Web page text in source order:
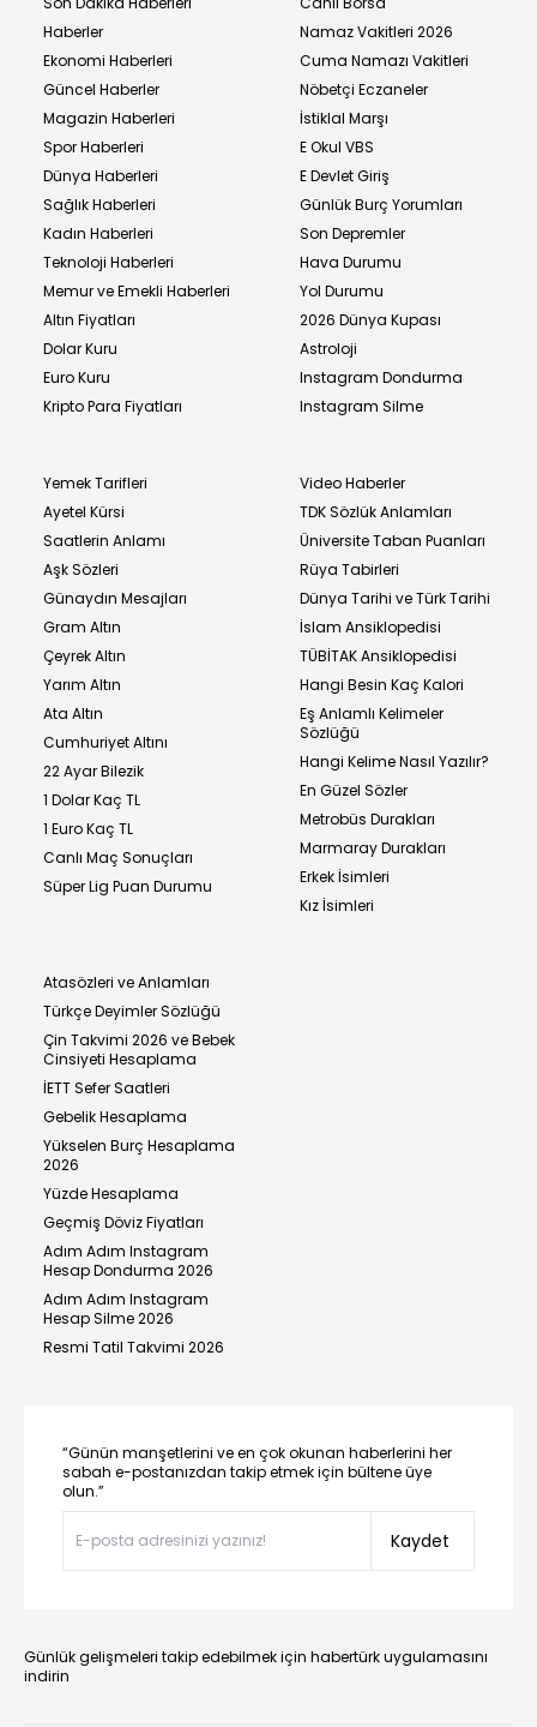
Haberler
Ekonomi Haberleri
Güncel Haberler
Magazin Haberleri
Spor Haberleri
Dünya Haberleri
Sağlık Haberleri
Kadın Haberleri
Teknoloji Haberleri
Memur ve Emekli Haberleri
Altın Fiyatları
Dolar Kuru
Euro Kuru
Kripto Para Fiyatları
Namaz Vakitleri 2026
Cuma Namazı Vakitleri
Nöbetçi Eczaneler
İstiklal Marşı
E Okul VBS
E Devlet Giriş
Günlük Burç Yorumları
Son Depremler
Hava Durumu
Yol Durumu
2026 Dünya Kupası
Astroloji
Instagram Dondurma
Instagram Silme
Yemek Tarifleri
Ayetel Kürsi
Saatlerin Anlamı
Aşk Sözleri
Günaydın Mesajları
Gram Altın
Çeyrek Altın
Yarım Altın
Ata Altın
Cumhuriyet Altını
22 Ayar Bilezik
1 Dolar Kaç TL
1 Euro Kaç TL
Canlı Maç Sonuçları
Süper Lig Puan Durumu
Video Haberler
TDK Sözlük Anlamları
Üniversite Taban Puanları
Rüya Tabirleri
Dünya Tarihi ve Türk Tarihi
İslam Ansiklopedisi
TÜBİTAK Ansiklopedisi
Hangi Besin Kaç Kalori
Eş Anlamlı Kelimeler
Sözlüğü
Hangi Kelime Nasıl Yazılır?
En Güzel Sözler
Metrobüs Durakları
Marmaray Durakları
Erkek İsimleri
Kız İsimleri
Atasözleri ve Anlamları
Türkçe Deyimler Sözlüğü
Çin Takvimi 2026 ve Bebek
Cinsiyeti Hesaplama
İETT Sefer Saatleri
Gebelik Hesaplama
Yükselen Burç Hesaplama
2026
Yüzde Hesaplama
Geçmiş Döviz Fiyatları
Adım Adım Instagram
Hesap Dondurma 2026
Adım Adım Instagram
Hesap Silme 2026
Resmi Tatil Takvimi 2026
“Günün manşetlerini ve en çok okunan haberlerini her
sabah e-postanızdan takip etmek için bültene üye
olun.”
Kaydet
Günlük gelişmeleri takip edebilmek için habertürk uygulamasını
indirin